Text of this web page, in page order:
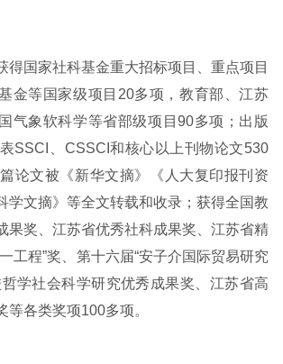
得国家社科基金重大招标项目、重点项目
金等国家级项目20多项，教育部、江苏
气象软科学等省部级项目90多项；出版
SSCI、CSSCI和核心以上刊物论文530
论文被《新华文摘》《人大复印报刊资
学文摘》等全文转载和收录；获得全国教
果奖、江苏省优秀社科成果奖、江苏省精
工程”奖、第十六届“安子介国际贸易研究
学社会科学研究优秀成果奖、江苏省高
等各类奖项100多项。